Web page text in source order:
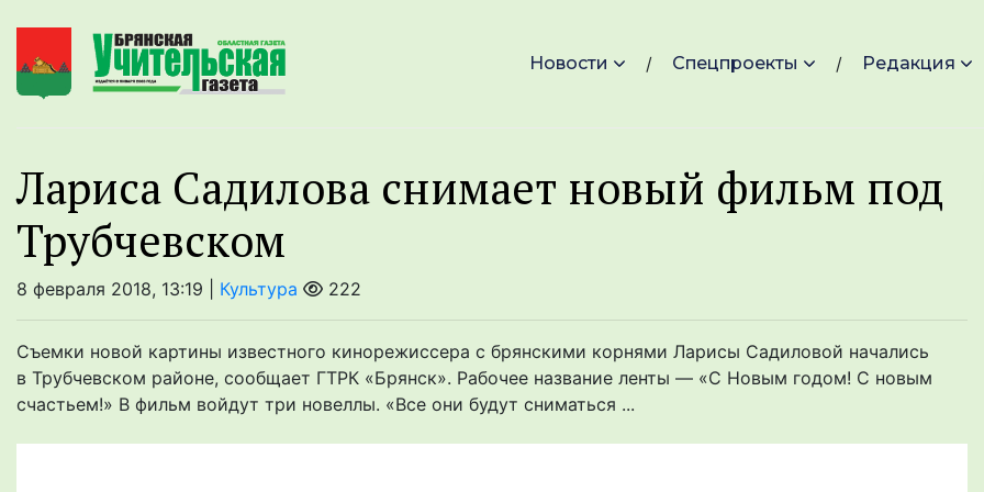
Новости Спецпроекты Редакция
Лариса Садилова снимает новый фильм под
Трубчевском
8 февраля 2018, 13:19 | Культура 222
Съемки новой картины известного кинорежиссера с брянскими корнями Ларисы Садиловой начались
в Трубчевском районе, сообщает ГТРК «Брянск». Рабочее название ленты — «С Новым годом! С новым
счастьем!» В фильм войдут три новеллы. «Все они будут сниматься ...